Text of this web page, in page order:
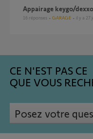
Appairage keygo/
16 réponses GARAGE il y a
CE N'EST PAS CE
QUE VOUS
Posez votre